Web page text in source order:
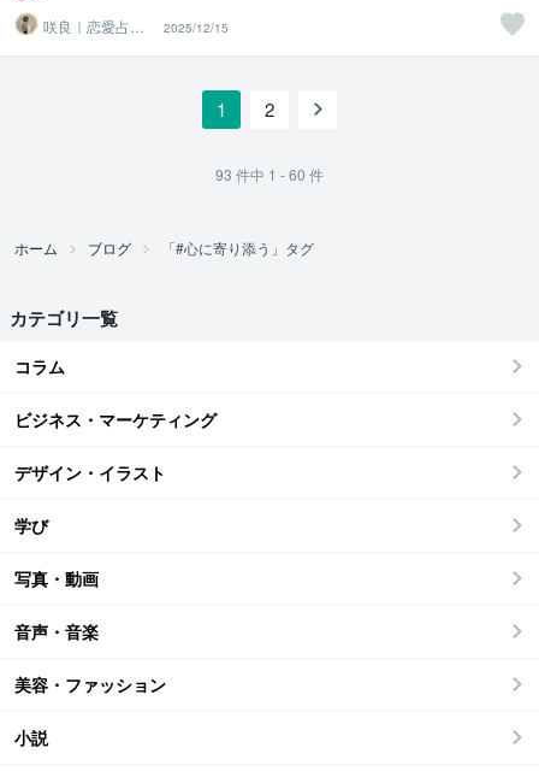
咲良｜恋愛占い
心導師
2025/12/15
1 2
93 件中 1 - 60 件
ホーム ブログ 「#心に寄り添う」タグ
カテゴリ一覧
コラム
ビジネス・マーケティング
デザイン・イラスト
学び
写真・動画
音声・音楽
美容・ファッション
小説